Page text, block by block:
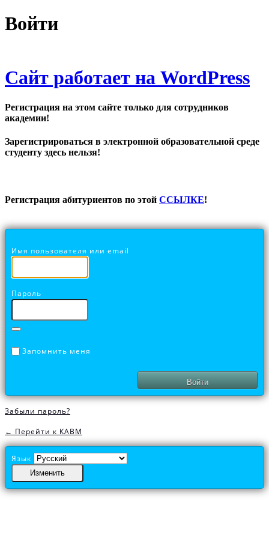
Войти
Сайт работает на WordPress
Регистрация на этом сайте только для сотрудников
академии!
Зарегистрироваться в электронной образовательной среде
студенту здесь нельзя!
Регистрация абитуриентов по этой ССЫЛКЕ!
Имя пользователя или email
Пароль
Запомнить меня
Забыли пароль?
← Перейти к КАВМ
Язык